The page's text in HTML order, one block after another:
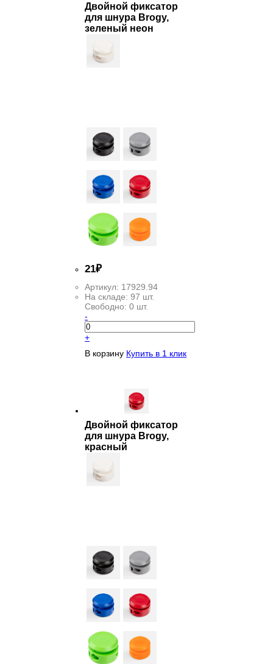
Двойной фиксатор
для шнура Brogy,
зеленый неон
21₽
Артикул: 17929.94
На складе: 97 шт.
Свободно: 0 шт.
-
+
В корзину Купить в 1 клик
Двойной фиксатор
для шнура Brogy,
красный